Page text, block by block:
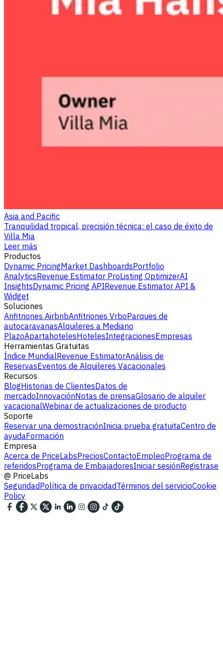
Asia and Pacific
Tranquilidad tropical, precisión técnica: el caso de éxito de
Villa Mia
Leer más
Productos
Dynamic PricingMarket DashboardsPortfolio
AnalyticsRevenue Estimator ProListing OptimizerAI
InsightsDynamic Pricing APIRevenue Estimator API &
Widget
Soluciones
Anfitriones AirbnbAnfitriones VrboParques de
autocaravanasAlquileres a Mediano
PlazoApartahotelesHotelesIntegracionesEmpresas
Herramientas Gratuitas
Índice MundialRevenue EstimatorAnálisis de
ReservasEventos de Alquileres Vacacionales
Recursos
BlogHistorias de ClientesDatos de
mercadoInnovaciónNotas de prensaGlosario de alquiler
vacacionalWebinar de actualizaciones de producto
Soporte
Reservar una demostraciónInicia prueba gratuitaCentro de
ayudaFormación
Empresa
Acerca de PriceLabsPreciosContactoEmpleoPrograma de
referidosPrograma de EmbajadoresIniciar sesiónRegistrase
@ PriceLabs
SeguridadPolítica de privacidadTérminos del servicioCookie
Policy